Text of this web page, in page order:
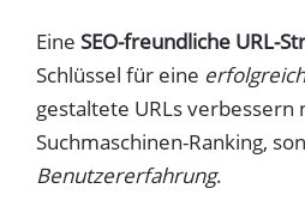
Eine SEO-freundliche URL-
Schlüssel für eine
gestaltete URLs verbessern
Suchmaschinen-Ranking,
Benutzererfahrung.